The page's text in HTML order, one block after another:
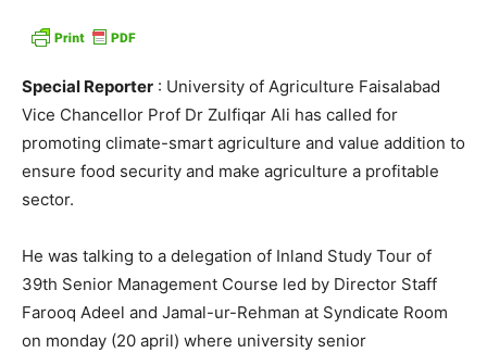
Special Reporter : University of Agriculture Faisalabad
Vice Chancellor Prof Dr Zulfiqar Ali has called for
promoting climate-smart agriculture and value addition to
ensure food security and make agriculture a profitable
sector.
He was talking to a delegation of Inland Study Tour of
39th Senior Management Course led by Director Staff
Farooq Adeel and Jamal-ur-Rehman at Syndicate Room
on monday (20 april) where university senior